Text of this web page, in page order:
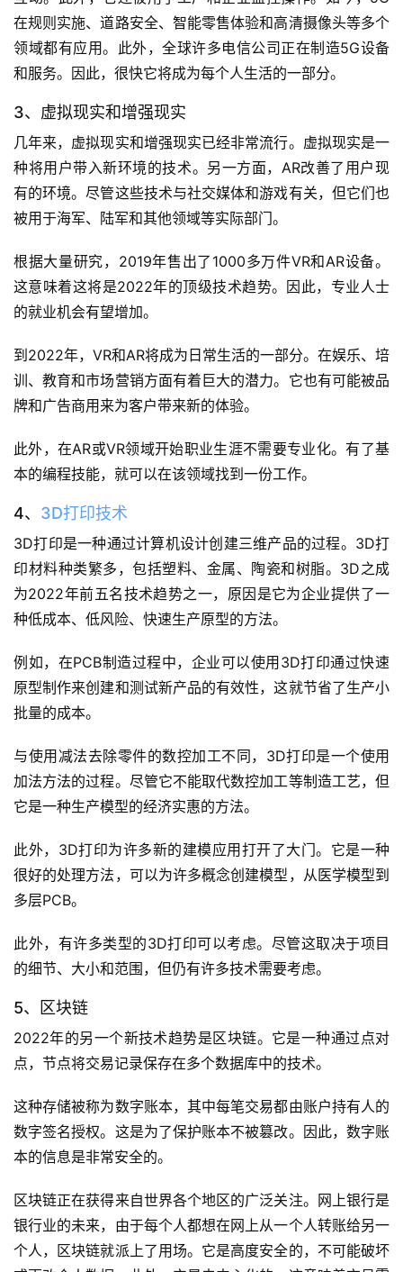
页
关
案
例
服
务
5
开
微
信
开
发
小
程
序
开
发
在规则实施、道路安全、智能零售体验和高清摄像头等多个
领域都有应用。此外，全球许多电信公司正在制造5G设备
和服务。因此，很快它将成为每个人生活的一部分。
3、虚拟现实和增强现实
几年来，虚拟现实和增强现实已经非常流行。虚拟现实是一
种将用户带入新环境的技术。另一方面，AR改善了用户现
有的环境。尽管这些技术与社交媒体和游戏有关，但它们也
被用于海军、陆军和其他领域等实际部门。
根据大量研究，2019年售出了1000多万件VR和AR设备。
这意味着这将是2022年的顶级技术趋势。因此，专业人士
的就业机会有望增加。
到2022年，VR和AR将成为日常生活的一部分。在娱乐、培
训、教育和市场营销方面有着巨大的潜力。它也有可能被品
牌和广告商用来为客户带来新的体验。
此外，在AR或VR领域开始职业生涯不需要专业化。有了基
本的编程技能，就可以在该领域找到一份工作。
4、 3D打印技术
3D打印是一种通过计算机设计创建三维产品的过程。3D打
印材料种类繁多，包括塑料、金属、陶瓷和树脂。3D之成
为2022年前五名技术趋势之一，原因是它为企业提供了一
种低成本、低风险、快速生产原型的方法。
例如，在PCB制造过程中，企业可以使用3D打印通过快速
原型制作来创建和测试新产品的有效性，这就节省了生产小
批量的成本。
与使用减法去除零件的数控加工不同，3D打印是一个使用
加法方法的过程。尽管它不能取代数控加工等制造工艺，但
它是一种生产模型的经济实惠的方法。
此外，3D打印为许多新的建模应用打开了大门。它是一种
很好的处理方法，可以为许多概念创建模型，从医学模型到
多层PCB。
此外，有许多类型的3D打印可以考虑。尽管这取决于项目
的细节、大小和范围，但仍有许多技术需要考虑。
5、区块链
2022年的另一个新技术趋势是区块链。它是一种通过点对
点，节点将交易记录保存在多个数据库中的技术。
这种存储被称为数字账本，其中每笔交易都由账户持有人的
数字签名授权。这是为了保护账本不被篡改。因此，数字账
本的信息是非常安全的。
区块链正在获得来自世界各个地区的广泛关注。网上银行是
银行业的未来，由于每个人都想在网上从一个人转账给另一
个人，区块链就派上了用场。它是高度安全的，不可能破坏